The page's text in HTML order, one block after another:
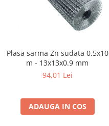
Fierastrau electric
Fierastrau pendular vertical
Polizor unghiular
Telemetru
Nivela laser
Freze electrice
Plasa sarma Zn sudata 0.5x10
m - 13x13x0.9 mm
94,01 Lei
ADAUGA IN COS